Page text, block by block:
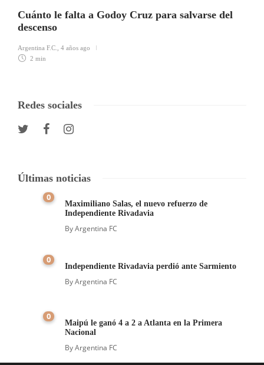
Cuánto le falta a Godoy Cruz para salvarse del
descenso
Argentina F.C.
4 años ago
2 min
Redes sociales
Últimas noticias
0
Maximiliano Salas, el nuevo refuerzo de
Independiente Rivadavia
ByArgentina FC
0
Independiente Rivadavia perdió ante Sarmiento
ByArgentina FC
0
Maipú le ganó 4 a 2 a Atlanta en la Primera
Nacional
ByArgentina FC